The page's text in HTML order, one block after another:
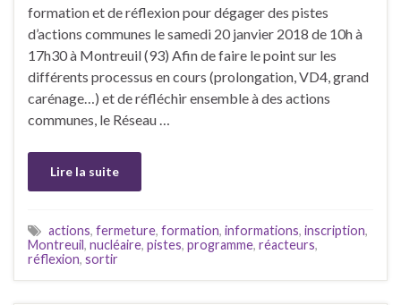
formation et de réflexion pour dégager des pistes
d’actions communes le samedi 20 janvier 2018 de 10h à
17h30 à Montreuil (93) Afin de faire le point sur les
différents processus en cours (prolongation, VD4, grand
carénage…) et de réfléchir ensemble à des actions
communes, le Réseau …
Lire la suite
actions, fermeture, formation, informations, inscription,
Montreuil, nucléaire, pistes, programme, réacteurs,
réflexion, sortir